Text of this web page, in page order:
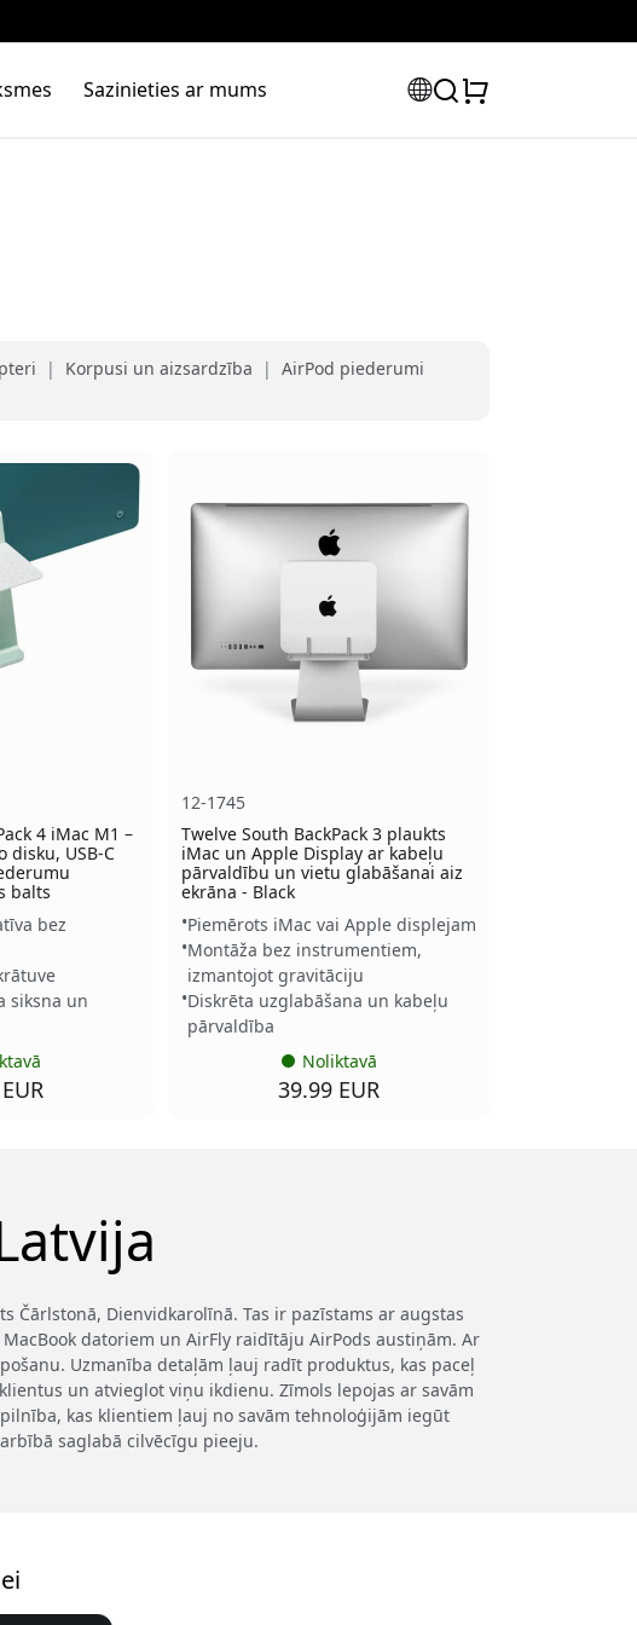
Sazinieties ar mums
| Korpusi un aizsardzība | AirPod piederumi
4 iMac M1 –
disku, USB-C
balts
bez
siksna un
12-1745
Twelve South BackPack 3 plaukts
iMac un Apple Display ar kabeļu
pārvaldību un vietu glabāšanai aiz
ekrāna - Black
Piemērots iMac vai Apple displejam
Montāža bez instrumentiem,
izmantojot gravitāciju
Diskrēta uzglabāšana un kabeļu
pārvaldība
Noliktavā
39.99 EUR
Čārlstonā, Dienvidkarolīnā. Tas ir pazīstams ar augstas
datoriem un AirFly raidītāju AirPods austiņām. Ar
Uzmanība detaļām ļauj radīt produktus, kas paceļ
un atvieglot viņu ikdienu. Zīmols lepojas ar savām
kas klientiem ļauj no savām tehnoloģijām iegūt
saglabā cilvēcīgu pieeju.